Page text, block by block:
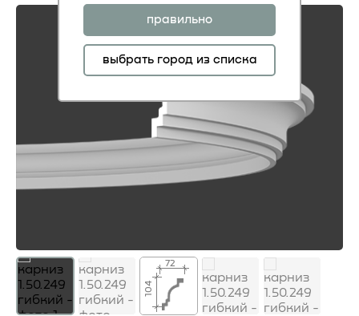
правильно
выбрать город из списка
72
104